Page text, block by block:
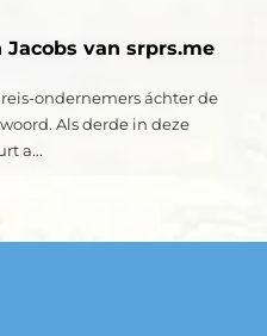
van srprs.me
ondernemers áchter de
Als derde in deze
a...